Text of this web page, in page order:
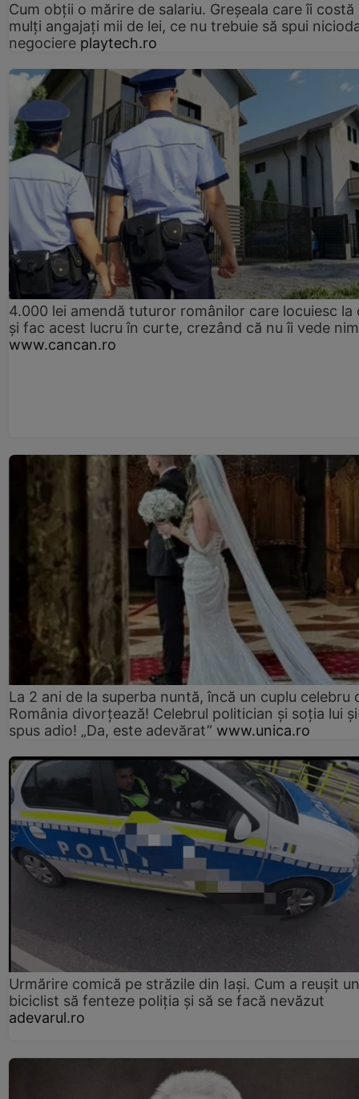
Cum obții o mărire de salariu. Greșeala care îi costă
mulți angajați mii de lei, ce nu trebuie să spui
negociere playtech.ro
4.000 lei amendă tuturor românilor care locuiesc la
și fac acest lucru în curte, crezând că nu îi vede
www.cancan.ro
La 2 ani de la superba nuntă, încă un cuplu celebru
România divorțează! Celebrul politician și soția lui
spus adio! „Da, este adevărat” www.unica.ro
Urmărire comică pe străzile din Iași. Cum a reușit un
biciclist să fenteze poliția și să se facă nevăzut
adevarul.ro